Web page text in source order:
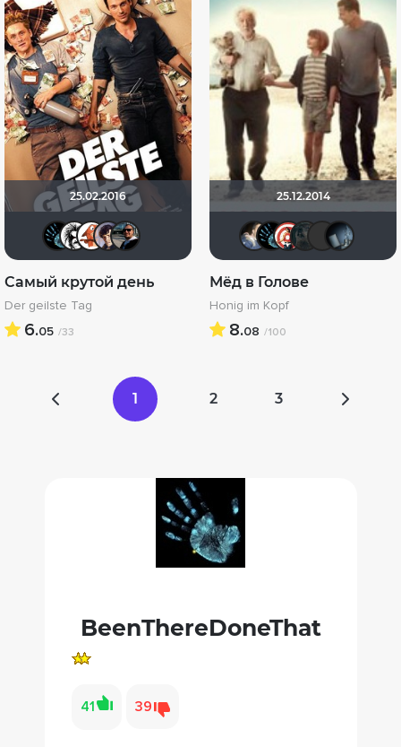
25.02.2016
BeenThereDoneThat
FlameRi_FOX
Самый крутой день
Der geilste Tag
6.05 /33
25.12.2014
draude
Мёд в Голове
Honig im Kopf
8.08 /100
1 2 3
BeenThereDoneThat
41 39